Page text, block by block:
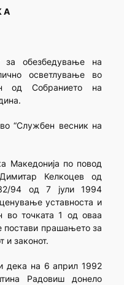
А
обезбедување на
осветлување во
од Собранието на
“Службен весник на
Македонија по повод
Келкоцев од
94 од 7 јули 1994
уставноста и
во точката 1 од оваа
постави прашањето за
и законот.
дека на 6 април 1992
Радовиш донело